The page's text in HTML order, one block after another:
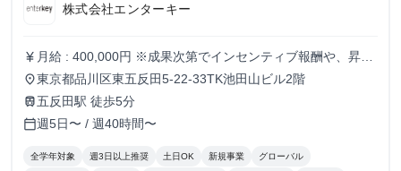
株式会社エンターキー
currency_yen 月給 : 400,000円 ※成果次第でインセンティブ報酬や、昇給
も積極的に行います。
place東京都品川区東五反田5-22-33TK池田山ビル2階
train 五反田駅 徒歩5分
calendar_today週5日〜 / 週40時間〜
全学年対象 週3日以上推奨 土日OK 新規事業 グローバル